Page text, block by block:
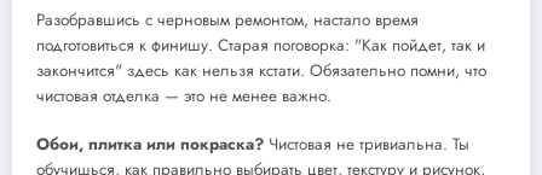
Разобравшись с черновым ремонтом, настало время
подготовиться к финишу. Старая поговорка: "Как пойдет, так и
закончится" здесь как нельзя кстати. Обязательно помни, что
чистовая отделка — это не менее важно.
Обои, плитка или покраска? Чистовая не тривиальна. Ты
обучишься, как правильно выбирать цвет, текстуру и рисунок,